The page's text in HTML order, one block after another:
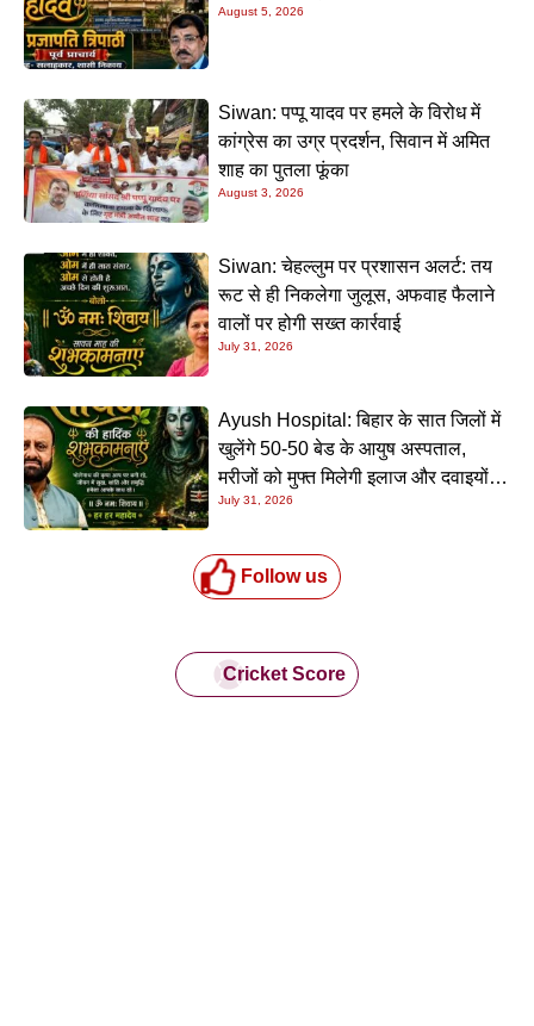
August 5, 2026
Siwan: पप्पू यादव पर हमले के विरोध में
कांग्रेस का उग्र प्रदर्शन, सिवान में अमित
शाह का पुतला फूंका
August 3, 2026
Siwan: चेहल्लुम पर प्रशासन अलर्ट: तय
रूट से ही निकलेगा जुलूस, अफवाह फैलाने
वालों पर होगी सख्त कार्रवाई
July 31, 2026
Ayush Hospital: बिहार के सात जिलों में
खुलेंगे 50-50 बेड के आयुष अस्पताल,
मरीजों को मुफ्त मिलेगी इलाज और दवाइयों
की सुविधा
July 31, 2026
Follow us
Cricket Score